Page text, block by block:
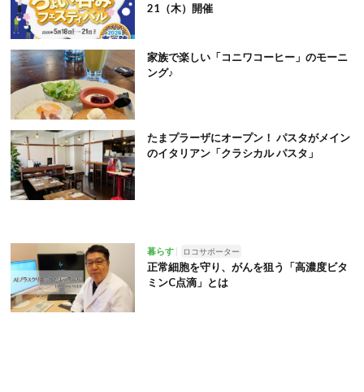
21（木）開催
家族で楽しい「コニワコーヒー」のモーニ
ング♪
たまプラーザにオープン！ パスタがメイン
のイタリアン「クラシカル パスタ」
暮らす ロコサポーター
正常細胞を守り、がんを狙う「高濃度ビタ
ミンC点滴」とは